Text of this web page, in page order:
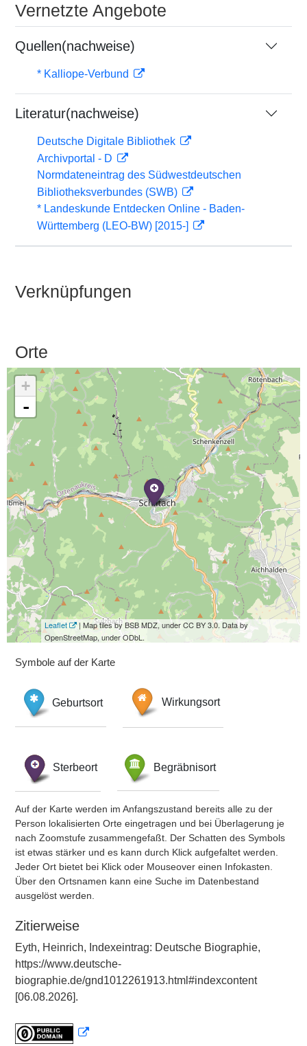
Vernetzte Angebote
Quellen(nachweise)
* Kalliope-Verbund
Literatur(nachweise)
Deutsche Digitale Bibliothek
Archivportal - D
Normdateneintrag des Südwestdeutschen
Bibliotheksverbundes (SWB)
* Landeskunde Entdecken Online - Baden-
Württemberg (LEO-BW) [2015-]
Verknüpfungen
Orte
+
-
Leaflet
| Map tiles by BSB MDZ, under CC BY 3.0. Data by
OpenStreetMap, under ODbL.
Symbole auf der Karte
Geburtsort Wirkungsort
Sterbeort Begräbnisort
Auf der Karte werden im Anfangszustand bereits alle zu der
Person lokalisierten Orte eingetragen und bei Überlagerung je
nach Zoomstufe zusammengefaßt. Der Schatten des Symbols
ist etwas stärker und es kann durch Klick aufgefaltet werden.
Jeder Ort bietet bei Klick oder Mouseover einen Infokasten.
Über den Ortsnamen kann eine Suche im Datenbestand
ausgelöst werden.
Zitierweise
Eyth, Heinrich, Indexeintrag: Deutsche Biographie,
https://www.deutsche-
biographie.de/gnd1012261913.html#indexcontent
[06.08.2026].